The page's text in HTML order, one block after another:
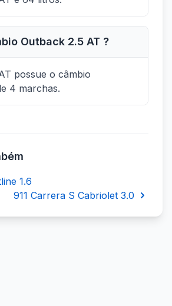
Outback 2.5 AT ?
possue o câmbio
4 marchas.
1.6
911 Carrera S Cabriolet 3.0